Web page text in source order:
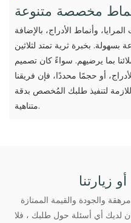
مخصصة متنوعة
وأنماط الأدراج، بالإضافة
بسهولة. بخبرة ثرية تمتد لثلاثين
بما يرضيهم. سواءً كان تصميم
أو حجمًا محددًا، فإن فريقنا
لتنفيذ طلبك المُخصص بدقة
متناهية.
زيارتنا
والجودة والقيمة الممتازة
لديك أي أسئلة حول طلبك ، فلا